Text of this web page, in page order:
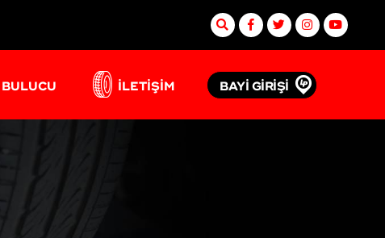
İLETİŞİM BAYİ GİRİŞİ